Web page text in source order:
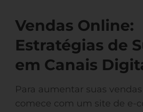
Vendas Online:
Estratégias de
em Canais
Para aumentar suas
comece com um site de e-